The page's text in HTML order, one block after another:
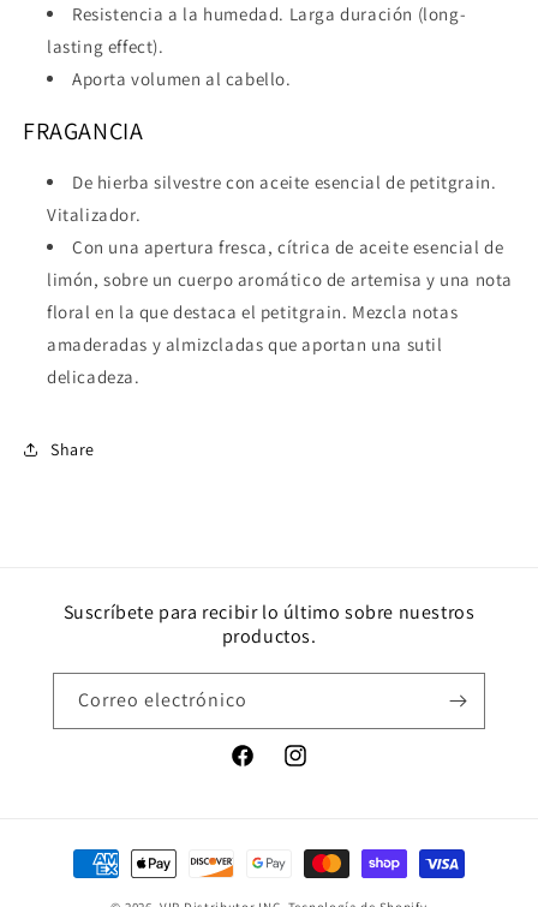
Resistencia a la humedad. Larga duración (long-
lasting effect).
Aporta volumen al cabello.
FRAGANCIA
De hierba silvestre con aceite esencial de petitgrain.
Vitalizador.
Con una apertura fresca, cítrica de aceite esencial de
limón, sobre un cuerpo aromático de artemisa y una nota
floral en la que destaca el petitgrain. Mezcla notas
amaderadas y almizcladas que aportan una sutil
delicadeza.
Share
Suscríbete para recibir lo último sobre nuestros
productos.
Correo electrónico
FacebookInstagram
Formas
de